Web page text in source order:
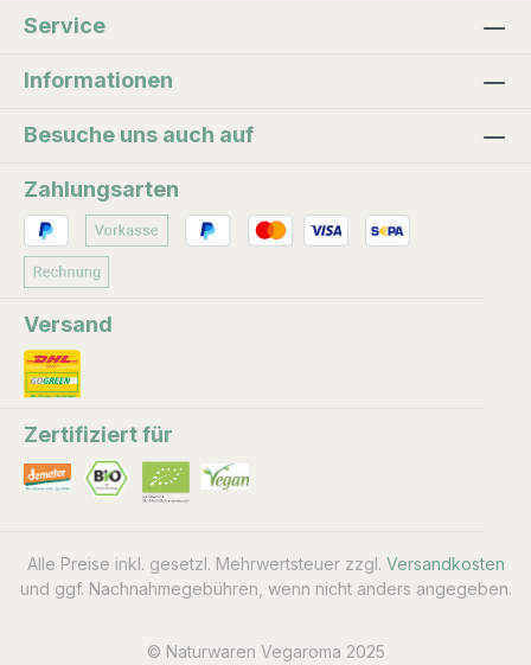
Service
Informationen
Besuche uns auch auf
Zahlungsarten
Versand
Zertifiziert für
Alle Preise inkl. gesetzl. Mehrwertsteuer zzgl. Versandkosten
und ggf. Nachnahmegebühren, wenn nicht anders angegeben.
© Naturwaren Vegaroma 2025